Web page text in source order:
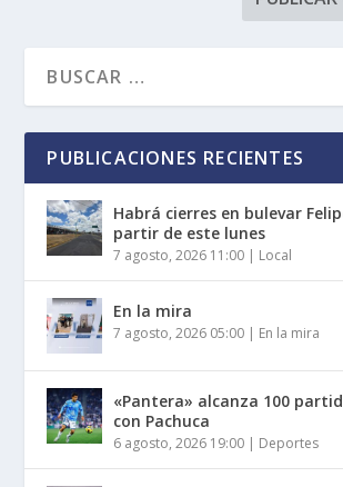
PUBLICACIONES RECIENTES
Habrá cierres en bulevar
partir de este lunes
7 agosto, 2026 11:00 | Local
En la mira
7 agosto, 2026 05:00 | En la mira
«Pantera» alcanza 100
con Pachuca
6 agosto, 2026 19:00 | Deportes